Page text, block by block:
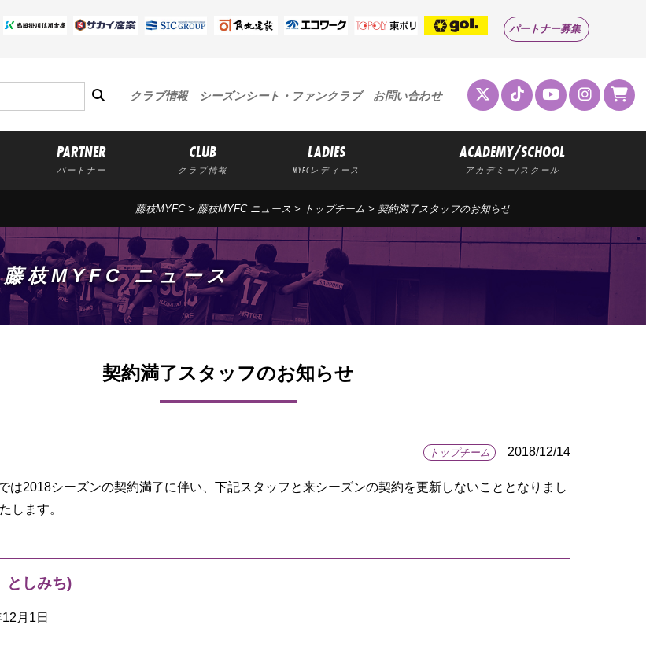
パートナー募集
クラブ情報 シーズンシート・ファンクラブ お問い合わせ
PARTNER
パートナー
CLUB
クラブ情報
LADIES
MYFCレディース
ACADEMY/SCHOOL
アカデミー/スクール
藤枝MYFC> 藤枝MYFC ニュース > トップチーム > 契約満了スタッフのお知らせ
藤枝MYFC ニュース
契約満了スタッフのお知らせ
トップチーム 2018/12/14
は2018シーズンの契約満了に伴い、下記スタッフと来シーズンの契約を更新しないこととなりまし
します。
としみち)
月1日